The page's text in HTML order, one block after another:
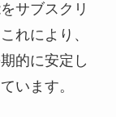
サブスクリ
れにより、
的に安定し
います。